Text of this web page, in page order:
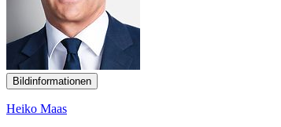
Bildinformationen
Heiko Maas